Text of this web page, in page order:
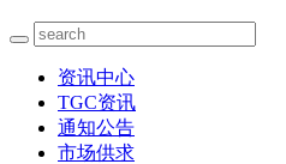
资讯中心
TGC资讯
通知公告
市场供求